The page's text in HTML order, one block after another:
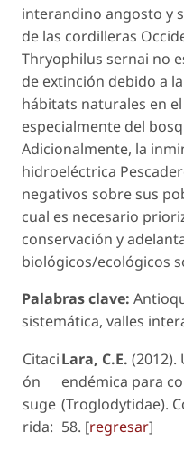
interandino angosto y
de las cordilleras
Thryophilus sernai no
de extinción debido a
hábitats naturales en
especialmente del
Adicionalmente, la
hidroeléctrica
negativos sobre sus
cual es necesario
conservación y
biológicos/ecológicos
Palabras clave:
sistemática, valles
Citaci
ón
suge
rida:
Lara, C.E. (2012).
endémica para
(Troglodytidae).
58. [regresar]